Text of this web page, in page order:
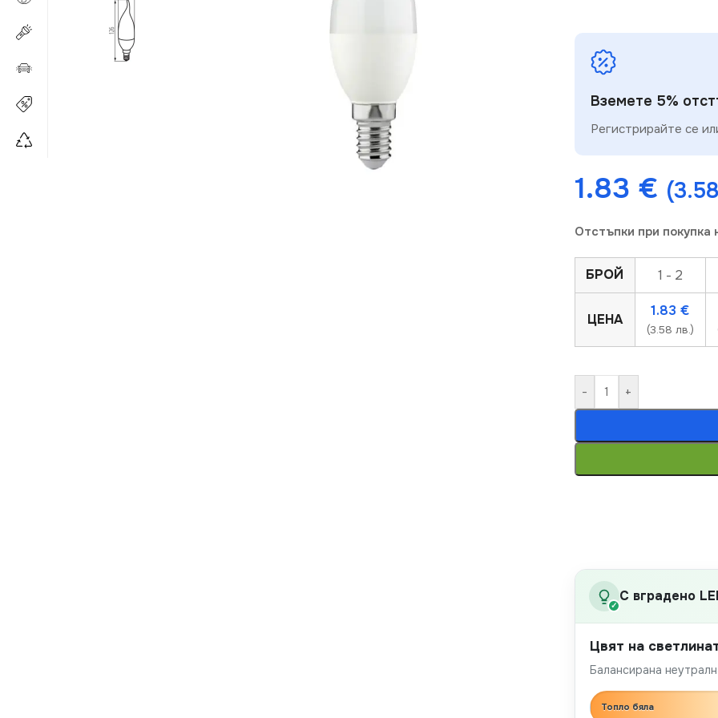
Вземете 5%
Регистрирайте се
1.83 €
Отстъпки при покупка
БРОЙ 1 - 2
ЦЕНА
1.83€
(3.58 лв.)
- +
✓
С вградено
Цвят на
Балансирана
Топло бяла